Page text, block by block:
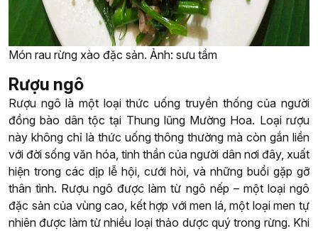
Món rau rừng xào đặc sản. Ảnh: sưu tầm
Rượu ngô
Rượu ngô là một loại thức uống truyền thống của người
đồng bào dân tộc tại Thung lũng Mường Hoa. Loại rượu
này không chỉ là thức uống thông thường mà còn gắn liền
với đời sống văn hóa, tinh thần của người dân nơi đây, xuất
hiện trong các dịp lễ hội, cưới hỏi, và những buổi gặp gỡ
thân tình. Rượu ngô được làm từ ngô nếp – một loại ngô
đặc sản của vùng cao, kết hợp với men lá, một loại men tự
nhiên được làm từ nhiều loại thảo dược quý trong rừng. Khi